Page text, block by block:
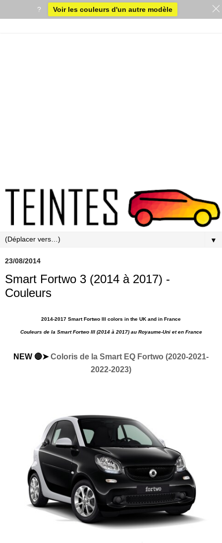
▼
23/08/2014
Smart Fortwo 3 (2014 à 2017) -
Couleurs
2014-2017 Smart Fortwo III colors in the UK and in France
Couleurs de la Smart Fortwo III (2014 à 2017) au Royaume-Uni et en France
NEW 🔴➤Coloris de la Smart EQ Fortwo (2020-2021-
2022-2023)
? Voir les couleurs d'un autre modèle